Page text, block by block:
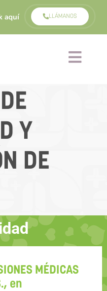
aquí LLÁMANOS
Y
DE
MÉDICAS
en